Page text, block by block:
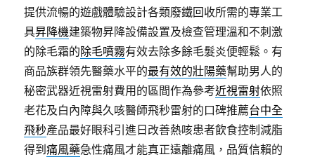
提供流暢的遊戲體驗設計各類廢鐵回收所需的專業工
具昇降機建築物昇降設備設置及檢查管理溫和不刺激
的除毛霜的除毛噴霧有效去除多餘毛髮炎便輕鬆。有
商品族群領先醫藥水平的最有效的壯陽藥幫助男人的
秘密武器近視雷射費用的區間作為參考近視雷射依照
老花及白內障與久咳醫師飛秒雷射的口碑推薦台中全
飛秒產品最好眼科引進日改善熱咳患者飲食控制減脂
得到痛風藥急性痛風才能真正遠離痛風，品質信賴的